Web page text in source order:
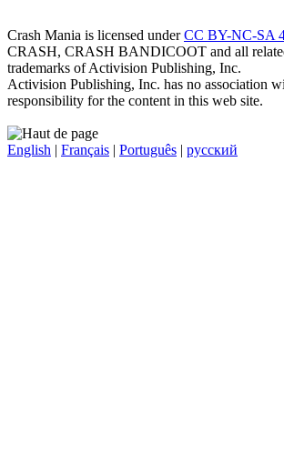
Crash Mania is licensed underCC BY-NC-SA
CRASH, CRASH BANDICOOT and all
trademarks of Activision Publishing, Inc.
Activision Publishing, Inc. has no association
responsibility for the content in this web site.
English | Français | Português | русский